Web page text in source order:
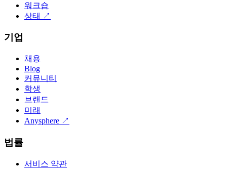
워크숍
상태 ↗
기업
채용
Blog
커뮤니티
학생
브랜드
미래
Anysphere ↗
법률
서비스 약관